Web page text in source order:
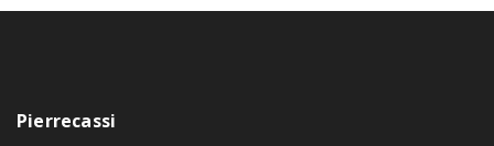
Pierrecassi